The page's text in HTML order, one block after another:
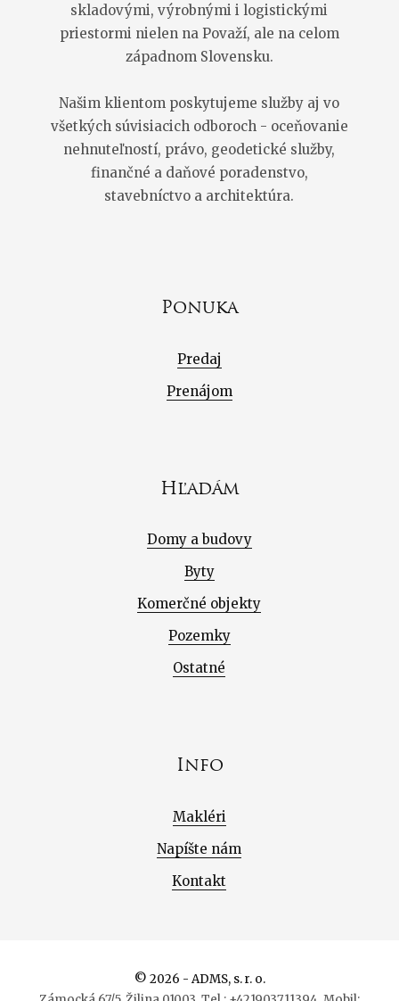
skladovými, výrobnými i logistickými
priestormi nielen na Považí, ale na celom
západnom Slovensku.
Našim klientom poskytujeme služby aj vo
všetkých súvisiacich odboroch - oceňovanie
nehnuteľností, právo, geodetické služby,
finančné a daňové poradenstvo,
stavebníctvo a architektúra.
Ponuka
Predaj
Prenájom
Hľadám
Domy a budovy
Byty
Komerčné objekty
Pozemky
Ostatné
Info
Makléri
Napíšte nám
Kontakt
© 2026 - ADMS, s. r. o.